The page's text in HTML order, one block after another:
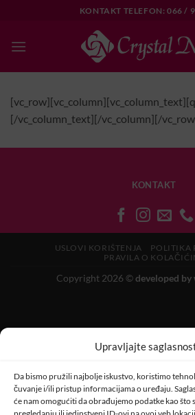
Upravljajte
Da bismo pružili najbolje iskustvo, koristimo
čuvanje i/ili pristup informacijama o uređaju.
će nam omogućiti da obrađujemo podatke kao što
content
KONTAKT TELEFON: 066 /
[/vc_column_text][/vc_column][/
KONTAKT
USLOVI KORIŠTENJA
POLITIKA
PRAVILA O
Copyright 2026 ©developed